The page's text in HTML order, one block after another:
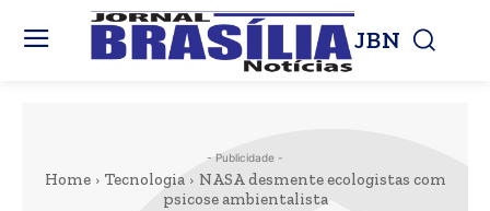
JBN
- Publicidade -
Home Tecnologia
NASA desmente ecologistas com
psicose ambientalista